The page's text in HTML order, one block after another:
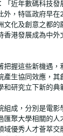
「近年數碼科技發
外，特區政府早在
文化及創意之都的
香港發展成為中外
把握這些新機遇，
產生協同效應，其
研究立下新的典
組成，分別是電影
匯聚大學相關的人
域優秀人才薈萃交